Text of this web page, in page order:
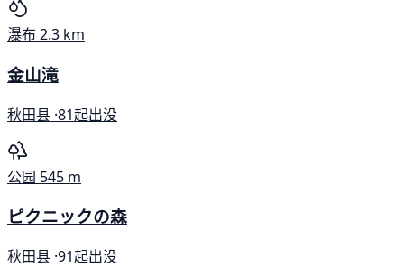
瀑布 2.3 km
金山滝
秋田县 ·81起出没
公园 545 m
ピクニックの森
秋田县 ·91起出没